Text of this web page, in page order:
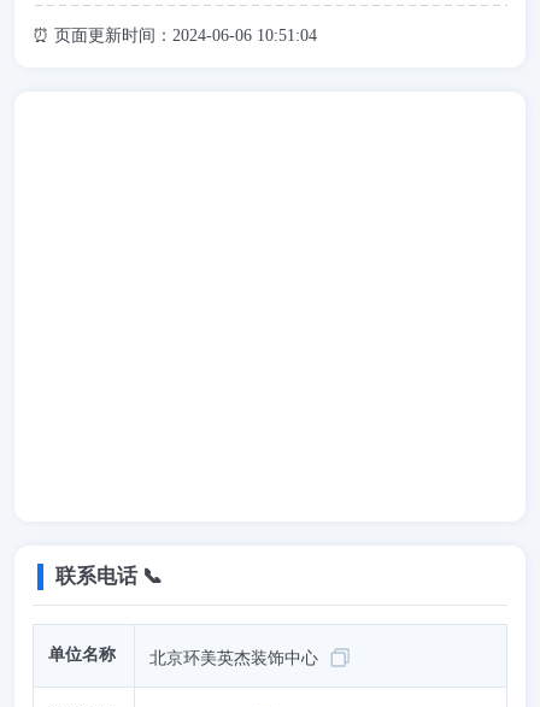
⏰ 页面更新时间：2024-06-06 10:51:04
联系电话 📞
单位名称 北京环美英杰装饰中心